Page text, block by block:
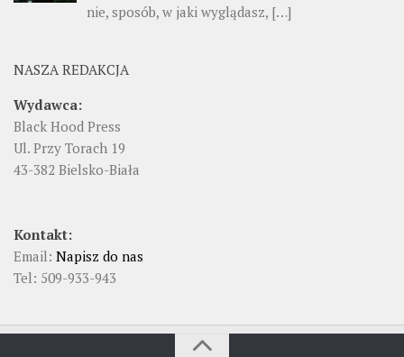
nie, sposób, w jaki wyglądasz, […]
NASZA REDAKCJA
Wydawca:
Black Hood Press
Ul. Przy Torach 19
43-382 Bielsko-Biała
Kontakt:
Email: Napisz do nas
Tel: 509-933-943